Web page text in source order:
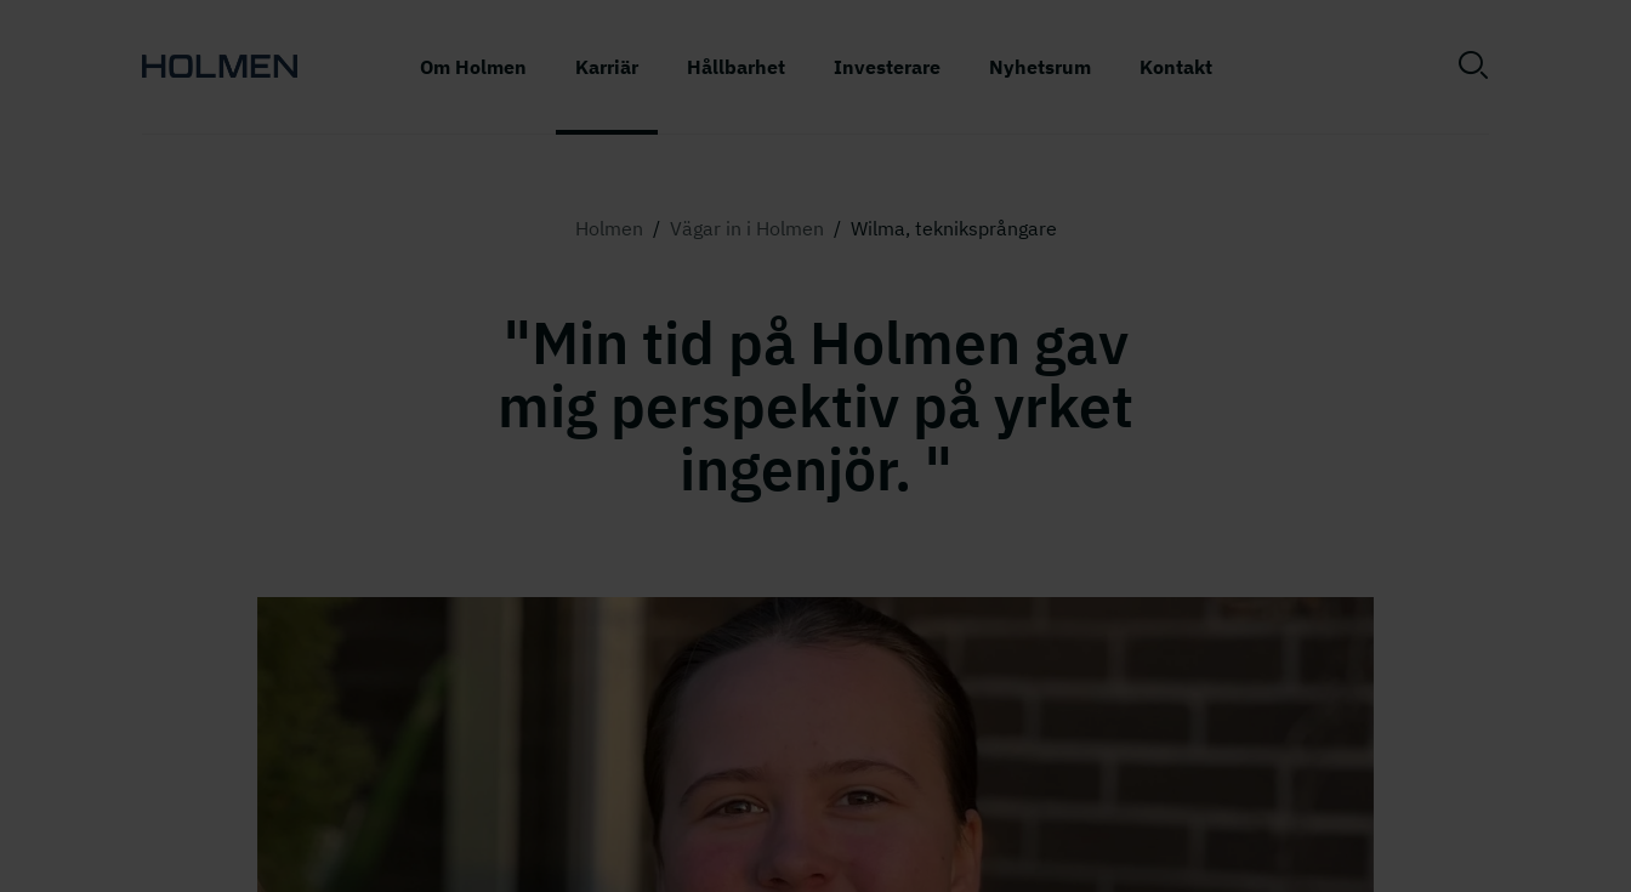
Om Holmen Karriär Hållbarhet Investerare Nyhetsrum Kontakt
Holmen / Vägar in i Holmen / Wilma, tekniksprångare
"Min tid på Holmen gav
mig perspektiv på yrket
ingenjör. "